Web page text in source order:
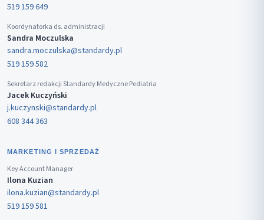
519 159 649
Koordynatorka ds. administracji
Sandra Moczulska
sandra.moczulska@standardy.pl
519 159 582
Sekretarz redakcji Standardy Medyczne Pediatria
Jacek Kuczyński
j.kuczynski@standardy.pl
608 344 363
MARKETING I SPRZEDAŻ
Key Account Manager
Ilona Kuzian
ilona.kuzian@standardy.pl
519 159 581